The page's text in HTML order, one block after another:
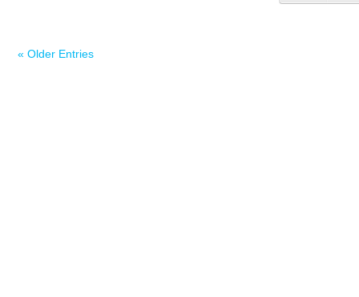
« Older Entries